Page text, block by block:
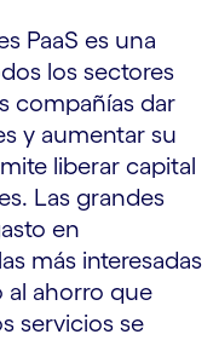
PaaS es una
los sectores
compañías dar
y aumentar su
liberar capital
Las grandes
en
más interesadas
al ahorro que
servicios se